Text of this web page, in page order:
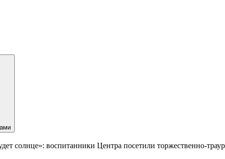
солнце»: воспитанники Центра посетили торжественно-